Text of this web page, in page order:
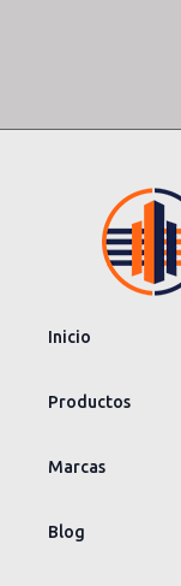
Inicio
Productos
Marcas
Blog